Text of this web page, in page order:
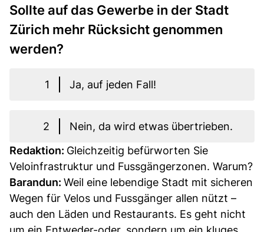
Sollte auf das Gewerbe in der Stadt
Zürich mehr Rücksicht genommen
werden?
1 Ja, auf jeden Fall!
2
Nein, da wird etwas übertrieben.
Redaktion: Gleichzeitig befürworten Sie
Veloinfrastruktur und Fussgängerzonen. Warum?
Barandun: Weil eine lebendige Stadt mit sicheren
Wegen für Velos und Fussgänger allen nützt –
auch den Läden und Restaurants. Es geht nicht